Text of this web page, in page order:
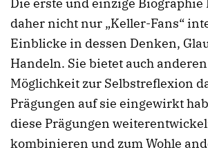
daher nicht nur „Keller-Fans“
Einblicke in dessen Denken,
Handeln. Sie bietet auch
Möglichkeit zur Selbstreflexion
Prägungen auf sie eingewirkt
diese Prägungen
kombinieren und zum Wohle